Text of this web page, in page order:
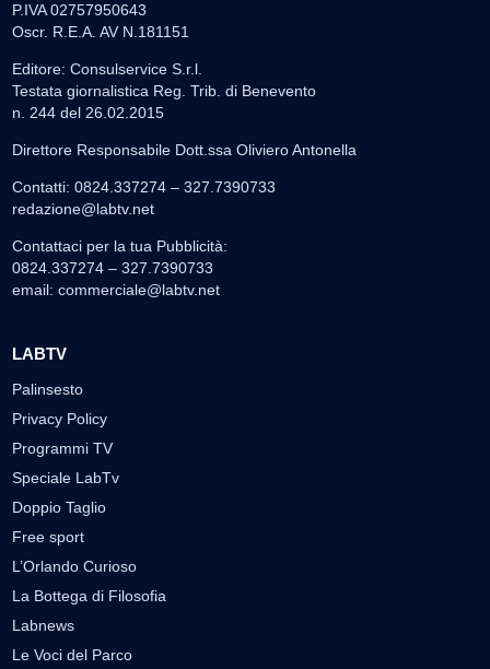
P.IVA 02757950643
Oscr. R.E.A. AV N.181151
Editore: Consulservice S.r.l.
Testata giornalistica Reg. Trib. di Benevento
n. 244 del 26.02.2015
Direttore Responsabile Dott.ssa Oliviero Antonella
Contatti: 0824.337274 – 327.7390733
redazione@labtv.net
Contattaci per la tua Pubblicità:
0824.337274 – 327.7390733
email: commerciale@labtv.net
LABTV
Palinsesto
Privacy Policy
Programmi TV
Speciale LabTv
Doppio Taglio
Free sport
L’Orlando Curioso
La Bottega di Filosofia
Labnews
Le Voci del Parco